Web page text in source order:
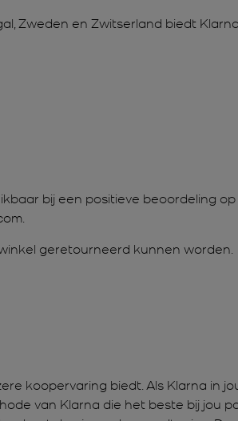
Zweden en Zwitserland biedt Klarna
bij een positieve beoordeling op
geretourneerd kunnen worden.
koopervaring biedt. Als Klarna in
van Klarna die het beste bij jou